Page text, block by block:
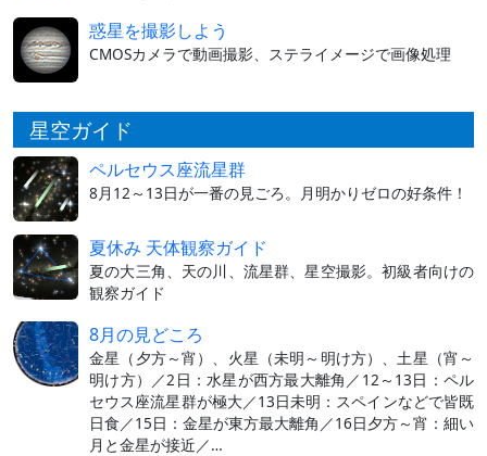
惑星を撮影しよう
CMOSカメラで動画撮影、ステライメージで画像処理
星空ガイド
ペルセウス座流星群
8月12～13日が一番の見ごろ。月明かりゼロの好条件！
夏休み 天体観察ガイド
夏の大三角、天の川、流星群、星空撮影。初級者向けの
観察ガイド
8月の見どころ
金星（夕方～宵）、火星（未明～明け方）、土星（宵～
明け方）／2日：水星が西方最大離角／12～13日：ペル
セウス座流星群が極大／13日未明：スペインなどで皆既
日食／15日：金星が東方最大離角／16日夕方～宵：細い
月と金星が接近／…